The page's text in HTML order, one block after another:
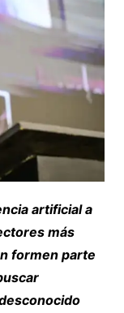
artificial a
más
formen parte